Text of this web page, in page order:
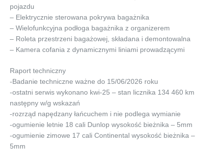
pojazdu
– Elektrycznie sterowana pokrywa bagażnika
– Wielofunkcyjna podłoga bagażnika z organizerem
– Roleta przestrzeni bagażowej, składana i demontowalna
– Kamera cofania z dynamicznymi liniami prowadzącymi
Raport techniczny
-Badanie techniczne ważne do 15/06/2026 roku
-ostatni serwis wykonano kwi-25 – stan licznika 134 460 km
następny w/g wskazań
-rozrząd napędzany łańcuchem i nie podlega wymianie
-ogumienie letnie 18 cali Dunlop wysokość bieżnika – 5mm
-ogumienie zimowe 17 cali Continental wysokość bieżnika –
5mm